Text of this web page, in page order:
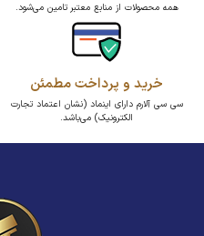
همه محصولات از منابع معتبر تامین می‌شود.
خرید و پرداخت مطمئن
سی سی آلارم دارای اینماد (نشان اعتماد تجارت
الکترونیک) می‌باشد.